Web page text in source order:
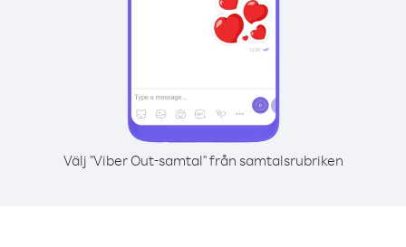
Välj "Viber Out-samtal" från samtalsrubriken